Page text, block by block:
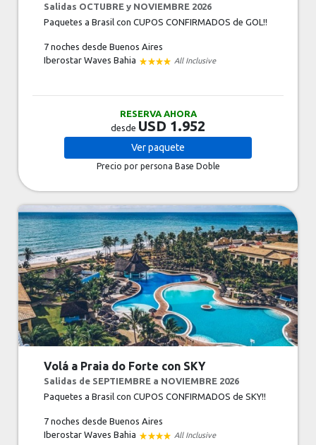
Salidas OCTUBRE y NOVIEMBRE 2026
Paquetes a Brasil con CUPOS CONFIRMADOS de GOL!!
7 nochesdesde Buenos Aires
Iberostar Waves Bahia
All Inclusive
RESERVA AHORA
desde USD 1.952
Verpaquete
Precio por persona Base Doble
Volá a Praia do Forte con SKY
Salidas de SEPTIEMBRE a NOVIEMBRE 2026
Paquetes a Brasil con CUPOS CONFIRMADOS de SKY!!
7 nochesdesde Buenos Aires
Iberostar Waves Bahia
All Inclusive